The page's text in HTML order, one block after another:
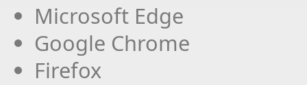
Microsoft Edge
Google Chrome
Firefox